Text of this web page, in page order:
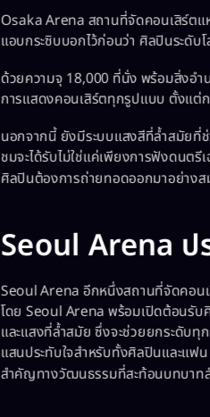
Osaka Arena สถานที่จัดคอนเสิร์ตแ
แอบกระซิบบอกไว้ก่อนว่า ศิลปินระดั
ด้วยความจุ 18,000 ที่นั่ง พร้อมสิ่งอำ
การแสดงคอนเสิร์ตทุกรูปแบบ ตั้งแต่
นอกจากนี้ ยังมีระบบแสงสีที่ล้ำสมัยที่
ชมจะได้รับไม่ใช่แค่เพียงการฟังดนต
ศิลปินต้องการถ่ายทอดออกมาอย่าง
Seoul Arena ป
Seoul Arena อีกหนึ่งสถานที่จัดคอนเ
โดย Seoul Arena พร้อมเปิดต้อนรับ
และแสงที่ล้ำสมัย ซึ่งจะช่วยยกระดับ
แสนประทับใจสำหรับทั้งศิลปินและแ
สำคัญทางวัฒนธรรมที่สะท้อนบทบาท